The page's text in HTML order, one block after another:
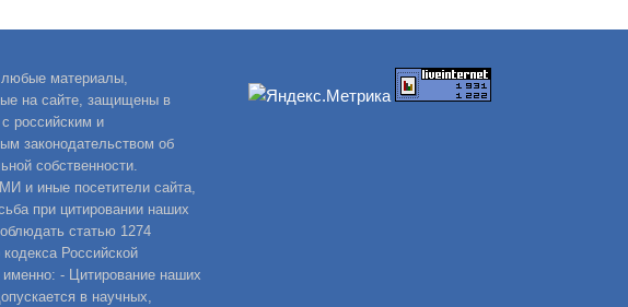
любые материалы,
на сайте, защищены в
с российским и
законодательством об
собственности.
и иные посетители сайта,
при цитировании наших
статью 1274
кодекса Российской
- Цитирование наших
в научных,